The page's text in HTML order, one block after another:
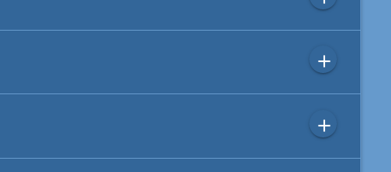
add
add